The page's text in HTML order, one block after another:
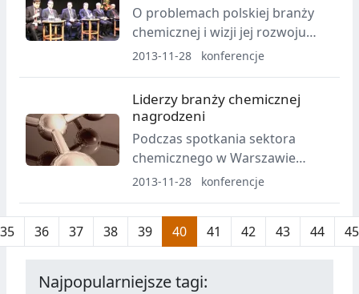
O problemach polskiej branży
chemicznej i wizji jej rozwoju
dyskutowali uczestnicy
2013-11-28 konferencje
Liderzy branży chemicznej
nagrodzeni
Podczas spotkania sektora
chemicznego w Warszawie
rozdano nagrody Polish
2013-11-28 konferencje
35 36 37 38 39 40 41 42 43 44 45
Najpopularniejsze tagi: